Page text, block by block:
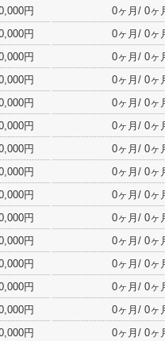
円 0ヶ月/ 0ヶ
円 0ヶ月/ 0ヶ
円 0ヶ月/ 0ヶ
円 0ヶ月/ 0ヶ
円 0ヶ月/ 0ヶ
円 0ヶ月/ 0ヶ
円 0ヶ月/ 0ヶ
円 0ヶ月/ 0ヶ
円 0ヶ月/ 0ヶ
円 0ヶ月/ 0ヶ
円 0ヶ月/ 0ヶ
円 0ヶ月/ 0ヶ
円 0ヶ月/ 0ヶ
円 0ヶ月/ 0ヶ
円 0ヶ月/ 0ヶ